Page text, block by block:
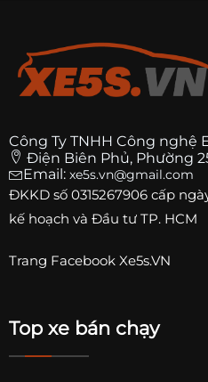
Công Ty TNHH Công nghệ
Điện Biên Phủ, Phường
Email: xe5s.vn@gmail.com
ĐKKD số 0315267906 cấp
kế hoạch và Đầu tư TP. HCM
Trang Facebook Xe5s.VN
Top xe bán chạy